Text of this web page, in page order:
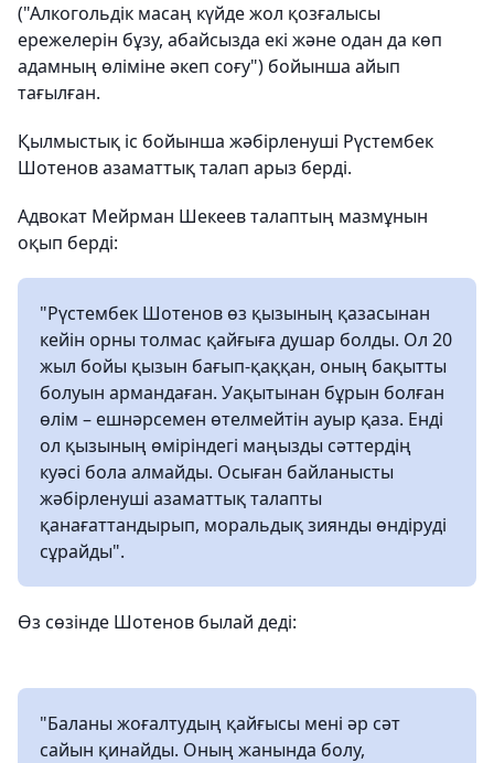
("Алкогольдік масаң күйде жол қозғалысы
ережелерін бұзу, абайсызда екі және одан да көп
адамның өліміне әкеп соғу") бойынша айып
тағылған.
Қылмыстық іс бойынша жәбірленуші Рүстембек
Шотенов азаматтық талап арыз берді.
Адвокат Мейрман Шекеев талаптың мазмұнын
оқып берді:
"Рүстембек Шотенов өз қызының қазасынан
кейін орны толмас қайғыға душар болды. Ол 20
жыл бойы қызын бағып-қаққан, оның бақытты
болуын армандаған. Уақытынан бұрын болған
өлім – ешнәрсемен өтелмейтін ауыр қаза. Енді
ол қызының өміріндегі маңызды сәттердің
куәсі бола алмайды. Осыған байланысты
жәбірленуші азаматтық талапты
қанағаттандырып, моральдық зиянды өндіруді
сұрайды".
Өз сөзінде Шотенов былай деді:
"Баланы жоғалтудың қайғысы мені әр сәт
сайын қинайды. Оның жанында болу,